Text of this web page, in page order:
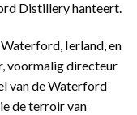
Distillery hanteert.
Ierland, en
voormalig directeur
van de Waterford
de terroir van